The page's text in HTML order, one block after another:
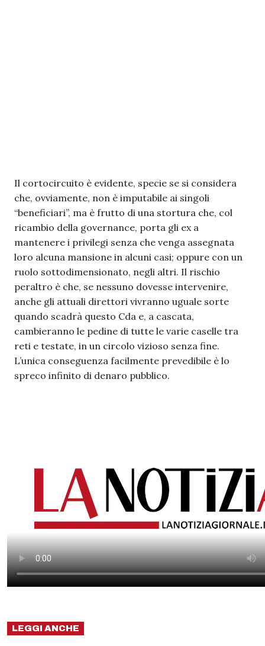
Il cortocircuito è evidente, specie se si considera
che, ovviamente, non è imputabile ai singoli
“beneficiari”, ma è frutto di una stortura che, col
ricambio della governance, porta gli ex a
mantenere i privilegi senza che venga assegnata
loro alcuna mansione in alcuni casi; oppure con un
ruolo sottodimensionato, negli altri. Il rischio
peraltro è che, se nessuno dovesse intervenire,
anche gli attuali direttori vivranno uguale sorte
quando scadrà questo Cda e, a cascata,
cambieranno le pedine di tutte le varie caselle tra
reti e testate, in un circolo vizioso senza fine.
L’unica conseguenza facilmente prevedibile è lo
spreco infinito di denaro pubblico.
LEGGI ANCHE